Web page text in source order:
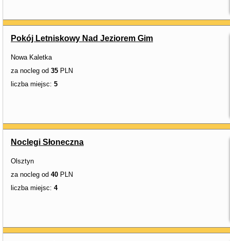
Pokój Letniskowy Nad Jeziorem Gim
Nowa Kaletka
za nocleg od 35 PLN
liczba miejsc: 5
Noclegi Słoneczna
Olsztyn
za nocleg od 40 PLN
liczba miejsc: 4